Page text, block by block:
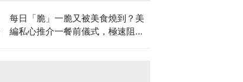
每日「脆」一脆又被美食燒到？美
編私心推介一餐前儀式，極速阻碳